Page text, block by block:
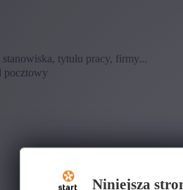
Niniejsza
tytułu pracy, firmy...
pocztowy